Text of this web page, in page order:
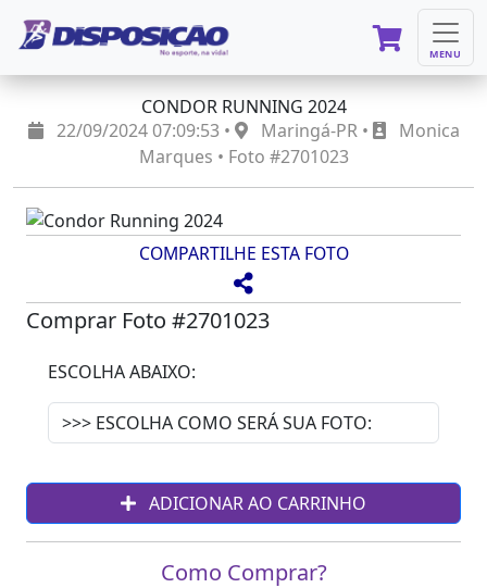
MENU
CONDOR RUNNING 2024
22/09/2024 07:09:53 •
Maringá-PR •
Monica
Marques • Foto #2701023
COMPARTILHE ESTA FOTO
Comprar Foto #2701023
ESCOLHA ABAIXO:
ADICIONAR AO CARRINHO
Como Comprar?